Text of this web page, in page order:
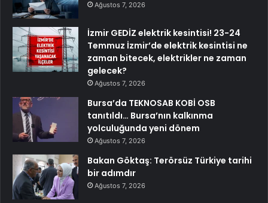
Ağustos 7, 2026
İzmir GEDİZ elektrik kesintisi! 23-24
Temmuz İzmir’de elektrik kesintisi ne
zaman bitecek, elektrikler ne zaman
gelecek?
Ağustos 7, 2026
Bursa’da TEKNOSAB KOBİ OSB
tanıtıldı… Bursa’nın kalkınma
yolculuğunda yeni dönem
Ağustos 7, 2026
Bakan Göktaş: Terörsüz Türkiye tarihi
bir adımdır
Ağustos 7, 2026